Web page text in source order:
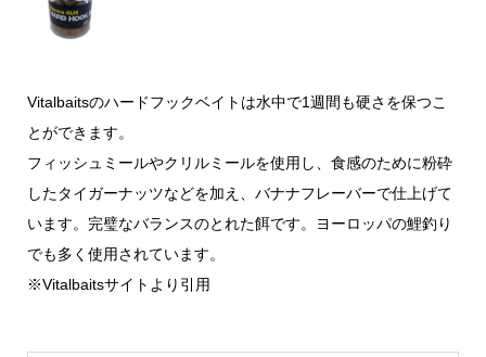
Vitalbaitsのハードフックベイトは水中で1週間も硬さを保つこ
とができます。
フィッシュミールやクリルミールを使用し、食感のために粉砕
したタイガーナッツなどを加え、バナナフレーバーで仕上げて
います。完璧なバランスのとれた餌です。ヨーロッパの鯉釣り
でも多く使用されています。
※Vitalbaitsサイトより引用